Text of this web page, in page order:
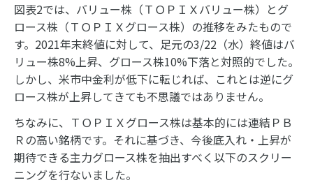
図表2では、バリュー株（ＴＯＰＩＸバリュー株）とグ
ロース株（ＴＯＰＩＸグロース株）の推移をみたもので
す。2021年末終値に対して、足元の3/22（水）終値はバ
リュー株8%上昇、グロース株10%下落と対照的でした。
しかし、米市中金利が低下に転じれば、これとは逆にグ
ロース株が上昇してきても不思議ではありません。
ちなみに、ＴＯＰＩＸグロース株は基本的には連結ＰＢ
Ｒの高い銘柄です。それに基づき、今後底入れ・上昇が
期待できる主力グロース株を抽出すべく以下のスクリー
ニングを行ないました。